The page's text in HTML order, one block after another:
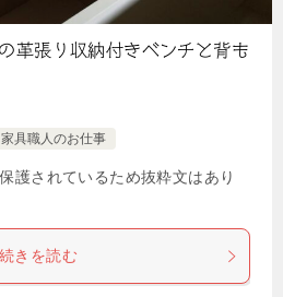
革張り収納付きベンチと背も
家具職人のお仕事
護されているため抜粋文はあり
続きを読む